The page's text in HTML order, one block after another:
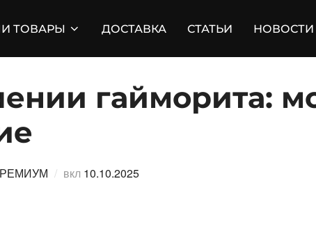
ТОВАРЫ ДОСТАВКА СТАТЬИ НОВОСТИ
гайморита:
вкл Опубликовано
10.10.2025